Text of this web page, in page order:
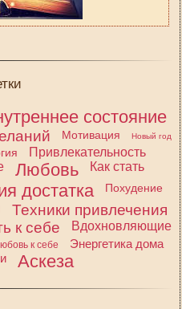
состояние
Мотивация Новый год
Привлекательность
Любовь
Как стать
достатка
Похудение
Техники привлечения
к себе
Вдохновляющие
к себе
Энергетика дома
Аскеза